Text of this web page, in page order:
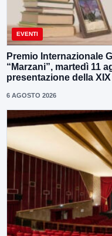
EVENTI
Premio Internazionale
“Marzani”, martedì 11
presentazione della
6 AGOSTO 2026